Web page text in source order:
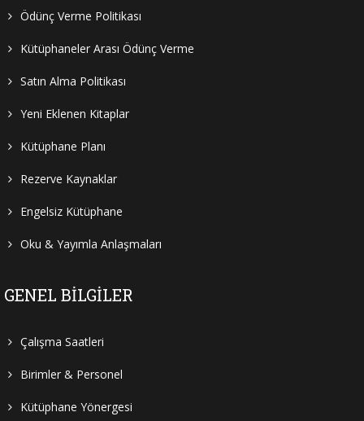
Ödünç Verme Politikası
Kütüphaneler Arası Ödünç Verme
Satın Alma Politikası
Yeni Eklenen Kitaplar
Kütüphane Planı
Rezerve Kaynaklar
Engelsiz Kütüphane
Oku & Yayımla Anlaşmaları
GENEL BILGILER
Çalışma Saatleri
Birimler & Personel
Kütüphane Yönergesi